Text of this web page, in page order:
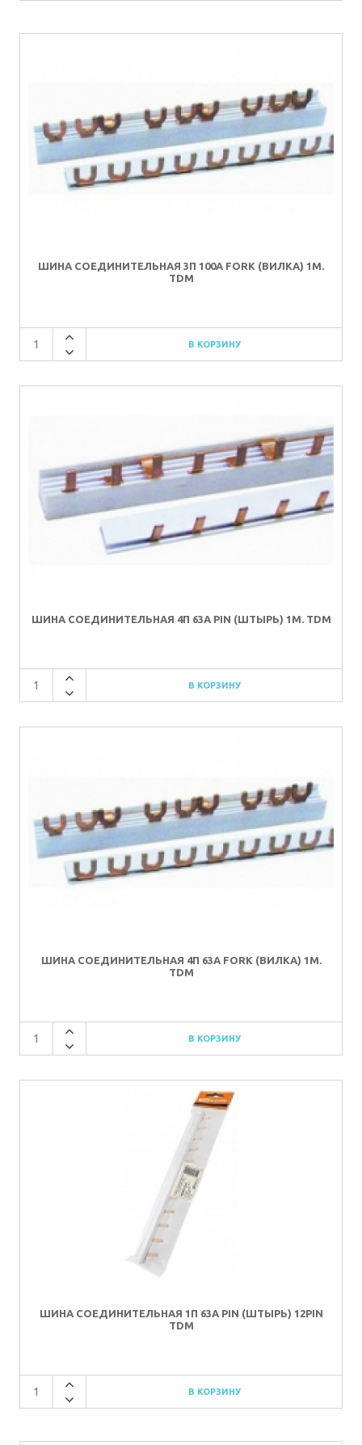
ШИНА СОЕДИНИТЕЛЬНАЯ 3П 100A FORK (ВИЛКА) 1М.
TDM
ШИНА СОЕДИНИТЕЛЬНАЯ 4П 63A PIN (ШТЫРЬ) 1М. TDM
ШИНА СОЕДИНИТЕЛЬНАЯ 4П 63A FORK (ВИЛКА) 1М.
TDM
ШИНА СОЕДИНИТЕЛЬНАЯ 1П 63А PIN (ШТЫРЬ) 12PIN
TDM